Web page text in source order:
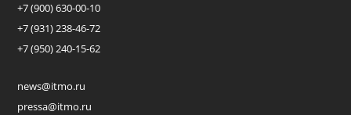
+7 (900) 630-00-10
+7 (931) 238-46-72
+7 (950) 240-15-62
news@itmo.ru
pressa@itmo.ru